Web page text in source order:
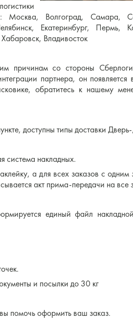
Москва, Волгоград, Самара,
Екатеринбург, Пермь,
Владивосток
причинам со стороны
партнера, он появляется
обратитесь к нашему
доступны типы доставки
система накладных.
а для всех заказов с
акт прима-передачи на все
единый файл
и посылки до 30 кг
помочь оформить ваш заказ.